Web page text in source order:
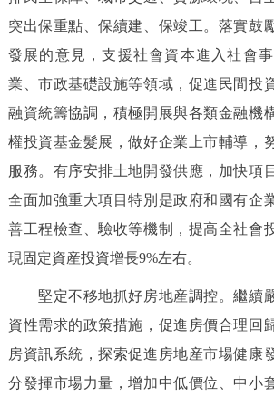
突出保重點、保續建、保竣工。落實鼓
發展的意見，支援社會資本進入社會
業、市政基礎設施等領域，促進民間投
融資統籌協調，積極開展與各類金融機
權投資基金髮展，做好企業上市輔導，
服務。有序安排土地開發供應，加快項
全面加強重大項目特別是政府和國有企
善工程檢查、驗收等機制，提高全社會
現固定資産投資增長9%左右。
堅定不移地抓好房地産調控。繼續
資性需求的政策措施，促進房價合理回
房資訊系統，探索促進房地産市場健康
分發揮市場力量，增加中低價位、中小